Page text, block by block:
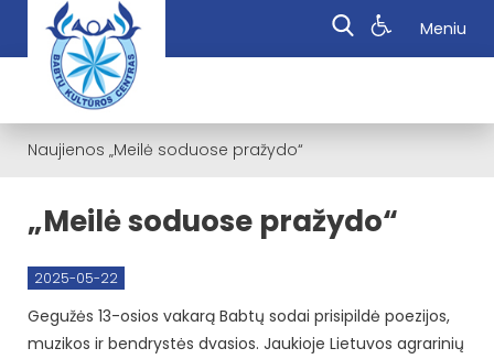
Meniu
Naujienos „Meilė soduose pražydo“
„Meilė soduose pražydo“
2025-05-22
Gegužės 13-osios vakarą Babtų sodai prisipildė poezijos,
muzikos ir bendrystės dvasios. Jaukioje Lietuvos agrarinių